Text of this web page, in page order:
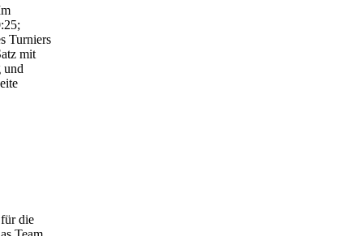
Turniers
mit
und
die